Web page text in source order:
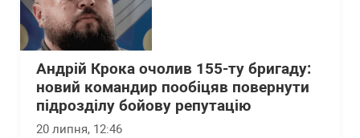
Андрій Крока очолив 155-ту бригаду:
новий командир пообіцяв повернути
підрозділу бойову репутацію
20 липня, 12:46